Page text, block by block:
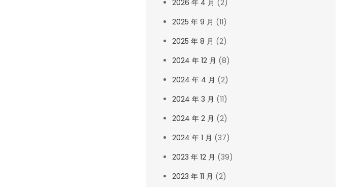
2026 年 4 月 (2)
2025 年 9 月 (11)
2025 年 8 月 (2)
2024 年 12 月 (8)
2024 年 4 月 (2)
2024 年 3 月 (11)
2024 年 2 月 (2)
2024 年 1 月 (37)
2023 年 12 月 (39)
2023 年 11 月 (2)